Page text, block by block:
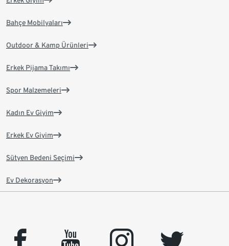
Bahçe Mobilyaları
Outdoor & Kamp Ürünleri
Erkek Pijama Takımı
Spor Malzemeleri
Kadın Ev Giyim
Erkek Ev Giyim
Sütyen Bedeni Seçimi
Ev Dekorasyon